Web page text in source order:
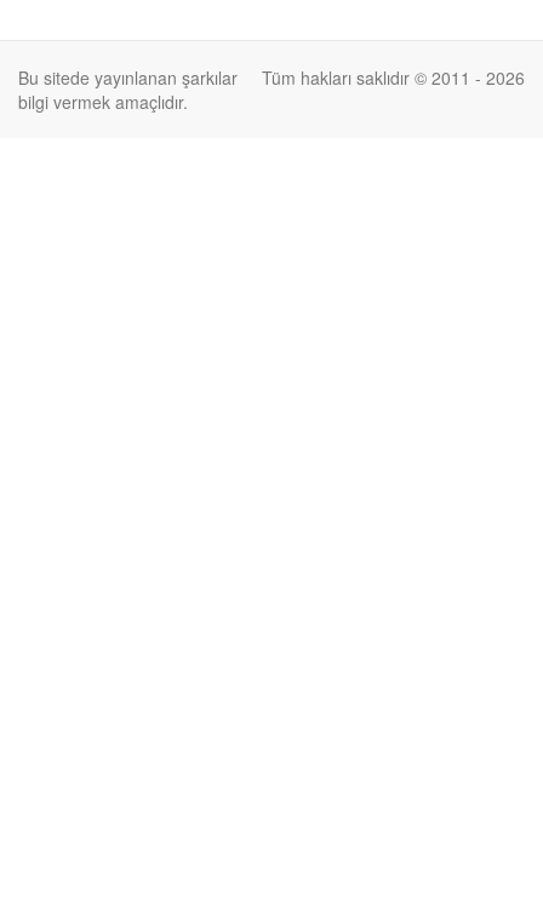
Tüm hakları saklıdır © 2011 - 2026
Bu sitede yayınlanan şarkılar
bilgi vermek amaçlıdır.